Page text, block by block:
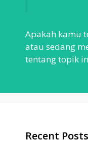
Apakah kamu
atau sedang
tentang topik
Recent Posts